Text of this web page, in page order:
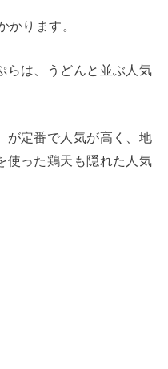
ります。
らは、うどんと並ぶ人気
が定番で人気が高く、地
使った鶏天も隠れた人気